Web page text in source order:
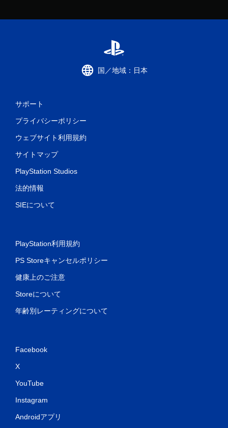
国／地域：日本
サポート
プライバシーポリシー
ウェブサイト利用規約
サイトマップ
PlayStation Studios
法的情報
SIEについて
PlayStation利用規約
PS Storeキャンセルポリシー
健康上のご注意
Storeについて
年齢別レーティングについて
Facebook
X
YouTube
Instagram
Androidアプリ